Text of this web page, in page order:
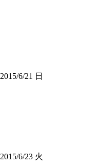
2015/6/21 日
2015/6/23 火